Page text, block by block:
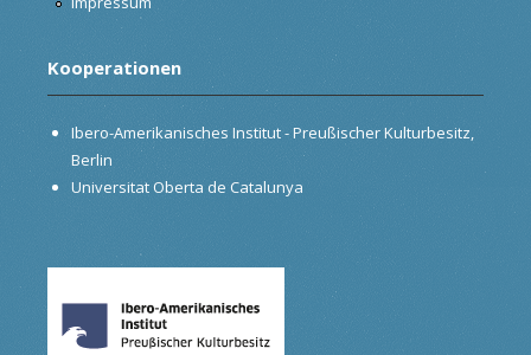
Kooperationen
Ibero-Amerikanisches Institut - Preußischer Kulturbesitz,
Berlin
Universitat Oberta de Catalunya